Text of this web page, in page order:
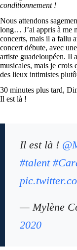
conditionnement !
Nous attendons
long… J’ai appris à me
concerts, mais il a fallu
concert débute, avec
artiste guadeloupéen. Il
musicales, mais je crois
des lieux intimistes
30 minutes plus tard,
Il est là !
Il est là !
#talent
— Mylène
2020